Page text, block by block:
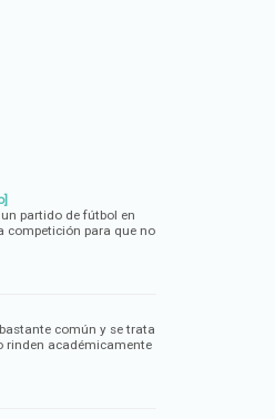
partido de fútbol en
competición para que no
común y se trata
rinden académicamente